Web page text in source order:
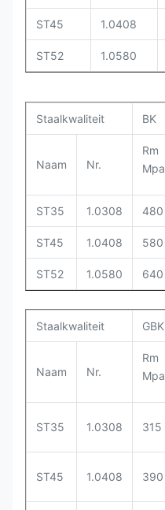
ST45 1.0408
ST52 1.0580
Staalkwaliteit BK
Naam Nr.
Rm
Mpa
ST35 1.0308 480
ST45 1.0408 580
ST52 1.0580 640
Staalkwaliteit GBK
Naam Nr.
Rm
Mpa
ST35 1.0308 315
ST45 1.0408 390